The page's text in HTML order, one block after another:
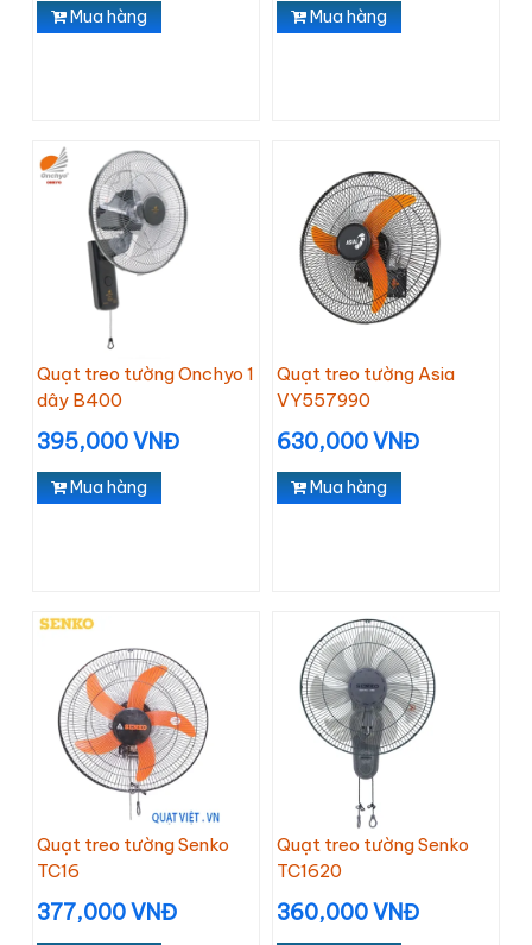
Mua hàng Mua hàng
Quạt treo tường Onchyo 1
dây B400
395,000 VNĐ
Mua hàng
Quạt treo tường Asia
VY557990
630,000 VNĐ
Mua hàng
Quạt treo tường Senko
TC16
377,000 VNĐ
Quạt treo tường Senko
TC1620
360,000 VNĐ